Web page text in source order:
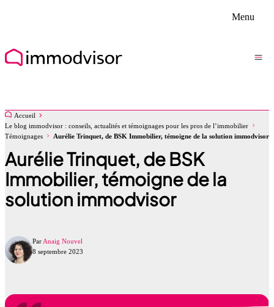
Menu
Accueil
Le blog immodvisor : conseils, actualités et témoignages pour les pros de l’immobilier
Témoignages
Aurélie Trinquet, de BSK Immobilier, témoigne de la solution immodvisor
Aurélie Trinquet, de BSK
Immobilier, témoigne de la
solution immodvisor
Par Anaig Nouvel
8 septembre 2023